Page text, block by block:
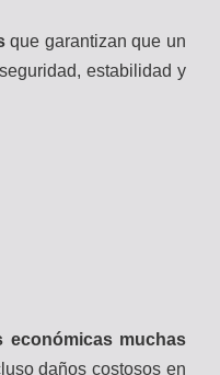
que garantizan que un
estabilidad y
económicas muchas
daños costosos en